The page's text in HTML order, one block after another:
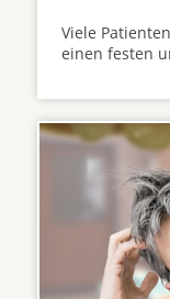
Viele
einen festen